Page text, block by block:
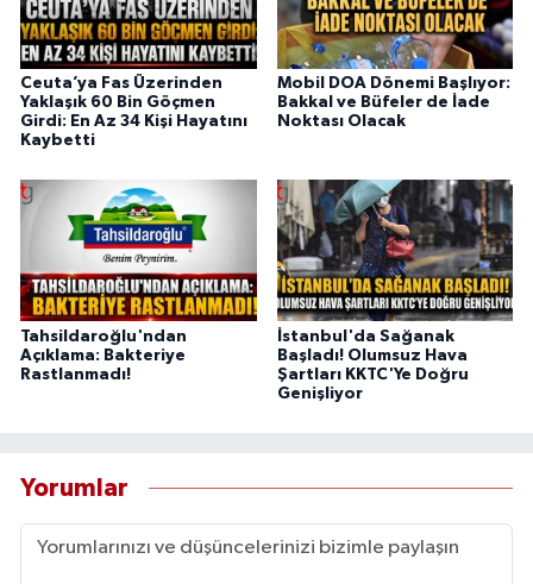
Ceuta’ya Fas Üzerinden
Yaklaşık 60 Bin Göçmen
Girdi: En Az 34 Kişi Hayatını
Kaybetti
Mobil DOA Dönemi Başlıyor:
Bakkal ve Büfeler de İade
Noktası Olacak
Tahsildaroğlu'ndan
Açıklama: Bakteriye
Rastlanmadı!
İstanbul'da Sağanak
Başladı! Olumsuz Hava
Şartları KKTC'Ye Doğru
Genişliyor
Yorumlar